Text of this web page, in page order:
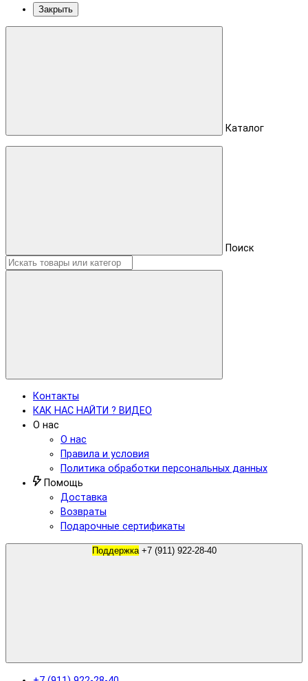
Закрыть
Каталог
Поиск
Контакты
КАК НАС НАЙТИ ? ВИДЕО
О нас
О нас
Правила и условия
Политика обработки персональных данных
Помощь
Доставка
Возвраты
Подарочные сертификаты
Поддержка +7 (911) 922-28-40